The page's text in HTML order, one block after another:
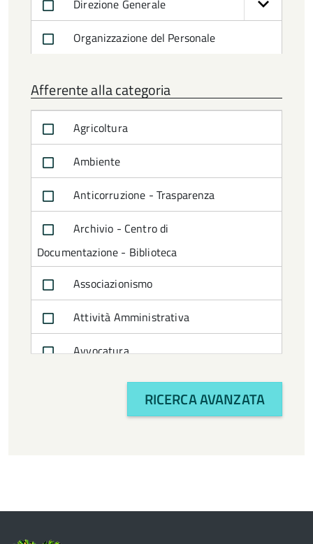
Direzione Generale
Organizzazione del Personale
Afferente alla categoria
Agricoltura
Ambiente
Anticorruzione - Trasparenza
Archivio - Centro di
Documentazione - Biblioteca
Associazionismo
Attività Amministrativa
Avvocatura
Bilancio e politiche finanziarie
RICERCA AVANZATA